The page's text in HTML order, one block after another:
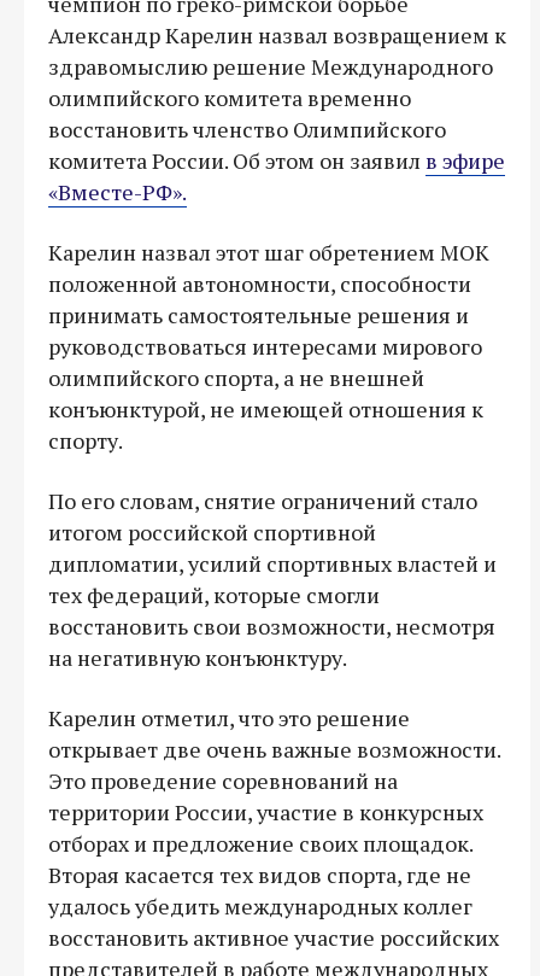
Александр Карелин назвал возвращением к
здравомыслию решение Международного
олимпийского комитета временно
восстановить членство Олимпийского
комитета России. Об этом он заявил в эфире
«Вместе-РФ».
Карелин назвал этот шаг обретением МОК
положенной автономности, способности
принимать самостоятельные решения и
руководствоваться интересами мирового
олимпийского спорта, а не внешней
конъюнктурой, не имеющей отношения к
спорту.
По его словам, снятие ограничений стало
итогом российской спортивной
дипломатии, усилий спортивных властей и
тех федераций, которые смогли
восстановить свои возможности, несмотря
на негативную конъюнктуру.
Карелин отметил, что это решение
открывает две очень важные возможности.
Это проведение соревнований на
территории России, участие в конкурсных
отборах и предложение своих площадок.
Вторая касается тех видов спорта, где не
удалось убедить международных коллег
восстановить активное участие российских
представителей в работе международных